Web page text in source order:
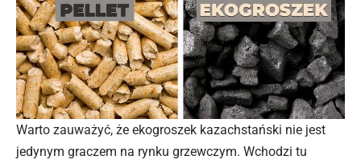
Warto zauważyć, że ekogroszek kazachstański nie jest
jedynym graczem na rynku grzewczym. Wchodzi tu